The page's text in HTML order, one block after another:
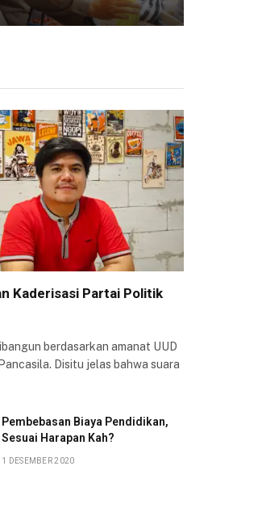
Kaderisasi Partai Politik
berdasarkan amanat UUD
Disitu jelas bahwa suara
Pembebasan Biaya Pendidikan,
Sesuai Harapan Kah?
1 DESEMBER 2020